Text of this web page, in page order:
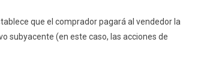
que el comprador pagará al vendedor la
subyacente (en este caso, las acciones de